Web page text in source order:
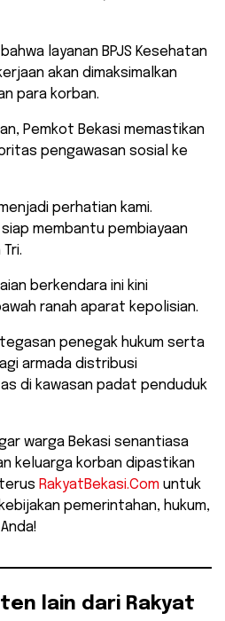
layanan BPJS Kesehatan
akan dimaksimalkan
para korban.
Pemkot Bekasi memastikan
pengawasan sosial ke
perhatian kami.
membantu pembiayaan
berkendara ini kini
ranah aparat kepolisian.
penegak hukum serta
armada distribusi
di kawasan padat penduduk
warga Bekasi senantiasa
keluarga korban dipastikan
RakyatBekasi.Com untuk
pemerintahan, hukum,
lain dari Rakyat